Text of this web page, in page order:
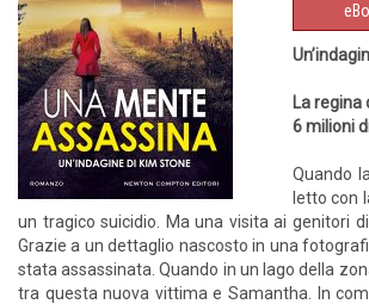
La regina
6 milioni
Quando
letto con
un tragico suicidio. Ma una visita ai genitori
Grazie a un dettaglio nascosto in una
stata assassinata. Quando in un lago della
tra questa nuova vittima e Samantha. In